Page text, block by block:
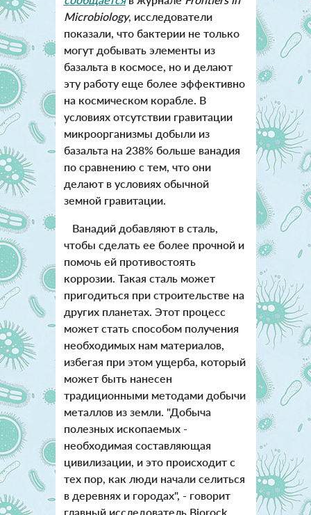
Microbiology, исследователи
показали, что бактерии не только
могут добывать элементы из
базальта в космосе, но и делают
эту работу еще более эффективно
на космическом корабле. В
условиях отсутствии гравитации
микроорганизмы добыли из
базальта на 238% больше ванадия
по сравнению с тем, что они
делают в условиях обычной
земной гравитации.
Ванадий добавляют в сталь,
чтобы сделать ее более прочной и
помочь ей противостоять
коррозии. Такая сталь может
пригодиться при строительстве на
других планетах. Этот процесс
может стать способом получения
необходимых нам материалов,
избегая при этом ущерба, который
может быть нанесен
традиционными методами добычи
металлов из земли. "Добыча
полезных ископаемых -
необходимая составляющая
цивилизации, и это происходит с
тех пор, как люди начали селиться
в деревнях и городах", - говорит
главный исследователь Biorock